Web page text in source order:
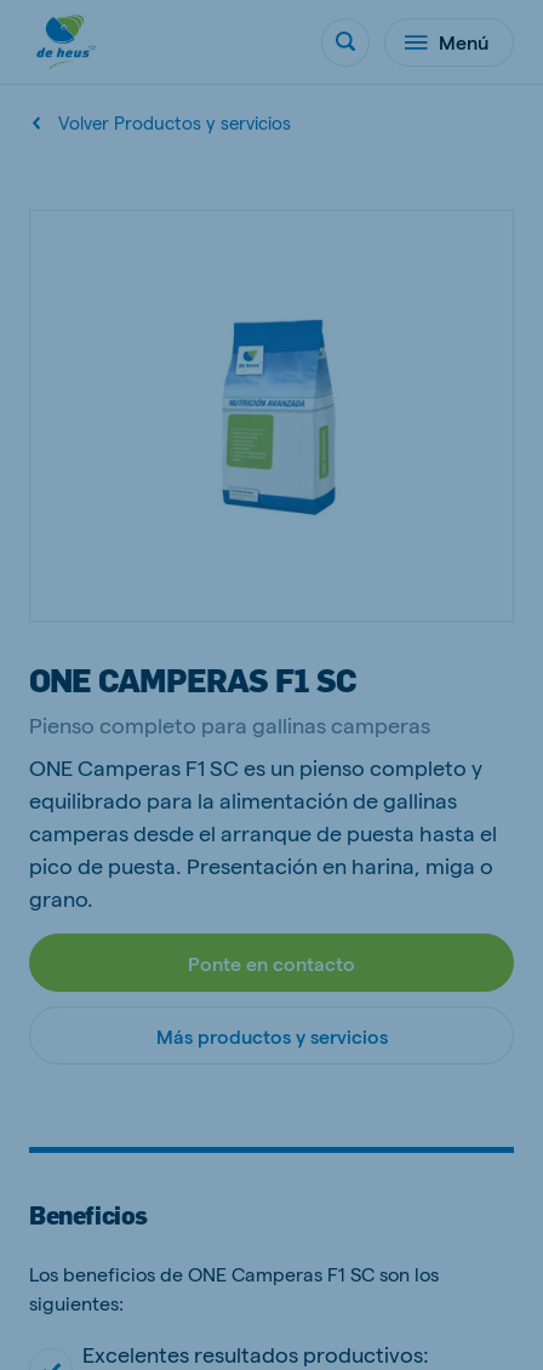
Menú
Volver Productos y servicios
ONE CAMPERAS F1 SC
Pienso completo para gallinas camperas
ONE Camperas F1 SC es un pienso completo y
equilibrado para la alimentación de gallinas
camperas desde el arranque de puesta hasta el
pico de puesta. Presentación en harina, miga o
grano.
Ponte en contacto
Más productos y servicios
Beneficios
Los beneficios de ONE Camperas F1 SC son los
siguientes:
Excelentes resultados productivos: